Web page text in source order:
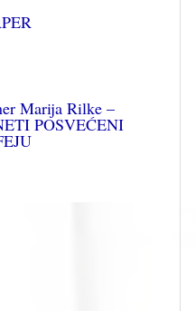
Marija Rilke –
POSVEĆENI